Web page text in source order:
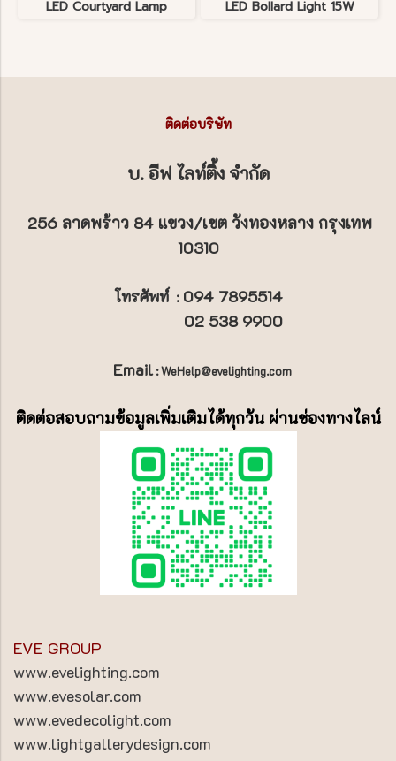
LED Courtyard Lamp LED Bollard Light 15W
ติดต่อบริษัท
บ. อีฟ ไลท์ติ้ง จำกัด
256 ลาดพร้าว 84 แขวง/เขต วังทองหลาง กรุงเทพ
10310
โทรศัพท์: 094 7895514
02 538 9900
Email: WeHelp@evelighting.com
ติดต่อสอบถามข้อมูลเพิ่มเติมได้ทุกวัน ผ่านช่องทางไลน์
EVE GROUP
www.evelighting.com
www.evesolar.com
www.evedecolight.com
www.lightgallerydesign.com